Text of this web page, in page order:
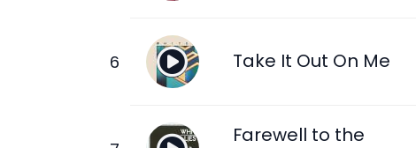
Take It Out On Me
Farewell to the